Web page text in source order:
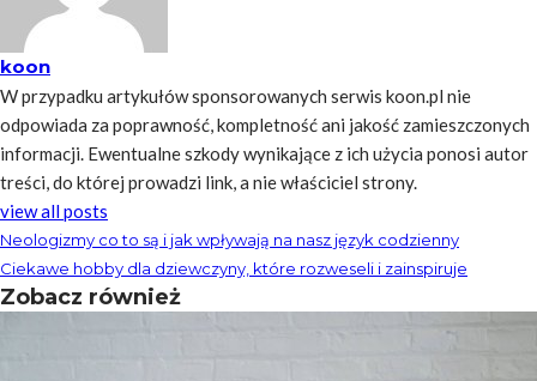
koon
W przypadku artykułów sponsorowanych serwis koon.pl nie
odpowiada za poprawność, kompletność ani jakość zamieszczonych
informacji. Ewentualne szkody wynikające z ich użycia ponosi autor
treści, do której prowadzi link, a nie właściciel strony.
view all posts
Neologizmy co to są i jak wpływają na nasz język codzienny
Ciekawe hobby dla dziewczyny, które rozweseli i zainspiruje
Zobacz również